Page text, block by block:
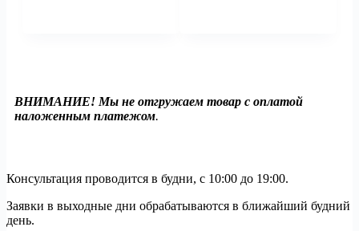
ВНИМАНИЕ! Мы не отгружаем товар с оплатой
наложенным платежом.
Консультация проводится в будни, с 10:00 до 19:00.
Заявки в выходные дни обрабатываются в ближайший будний
день.